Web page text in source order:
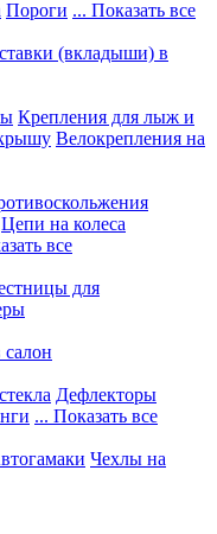
Пороги ... Показать все
(вкладыши) в
Крепления для лыж и
Велокрепления на
Цепи на колеса
все
для
Дефлекторы
... Показать все
Чехлы на